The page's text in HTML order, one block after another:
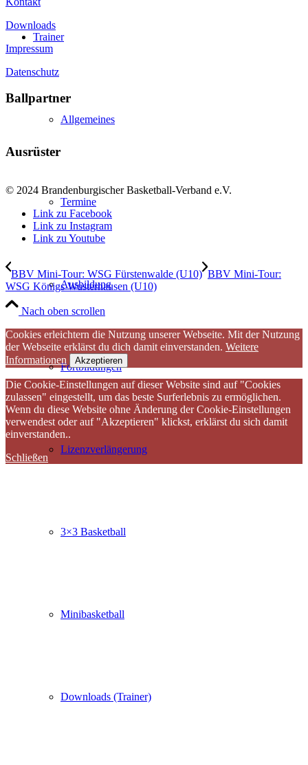
Trainer
Allgemeines
Termine
Ausbildung
Fortbildungen
Lizenzverlängerung
3×3 Basketball
Minibasketball
Downloads (Trainer)
Downloads
Impressum
Datenschutz
Ballpartner
Ausrüster
© 2024 Brandenburgischer Basketball-Verband e.V.
Link zu Facebook
Link zu Instagram
Link zu Youtube
BBV Mini-Tour: WSG Fürstenwalde (U10) BBV Mini-Tour:
WSG Königs Wusterhausen (U10)
Nach oben scrollen
Cookies erleichtern die Nutzung unserer Webseite. Mit der Nutzung
der Webseite erklärst du dich damit einverstanden. Weitere
Informationen
Akzeptieren
Die Cookie-Einstellungen auf dieser Website sind auf "Cookies
zulassen" eingestellt, um das beste Surferlebnis zu ermöglichen.
Wenn du diese Website ohne Änderung der Cookie-Einstellungen
verwendest oder auf "Akzeptieren" klickst, erklärst du sich damit
einverstanden..
Schließen